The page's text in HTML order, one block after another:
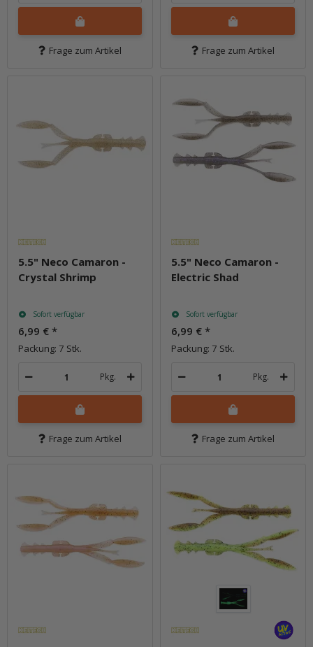
Frage zum Artikel Frage zum Artikel
5.5" Neco Camaron -
Crystal Shrimp
Sofort verfügbar
6,99 € *
Packung: 7 Stk.
Pkg.
Frage zum Artikel
5.5" Neco Camaron -
Electric Shad
Sofort verfügbar
6,99 € *
Packung: 7 Stk.
Pkg.
Frage zum Artikel